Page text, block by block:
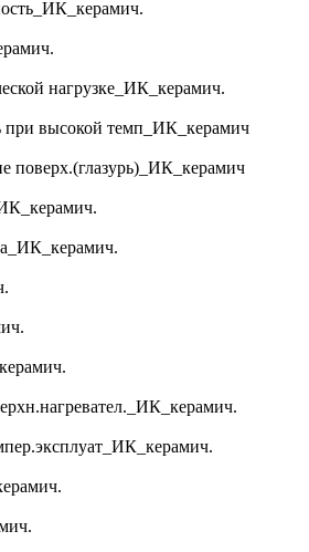
нагрузке_ИК_керамич.
при высокой темп_ИК_керамич
поверх.(глазурь)_ИК_керамич